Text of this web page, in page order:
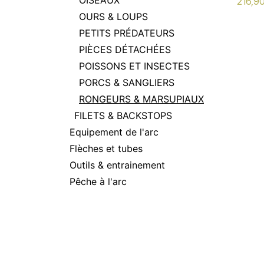
OURS & LOUPS
PETITS PRÉDATEURS
PIÈCES DÉTACHÉES
POISSONS ET INSECTES
PORCS & SANGLIERS
RONGEURS & MARSUPIAUX
FILETS & BACKSTOPS
Equipement de l'arc
Flèches et tubes
Outils & entrainement
Pêche à l'arc